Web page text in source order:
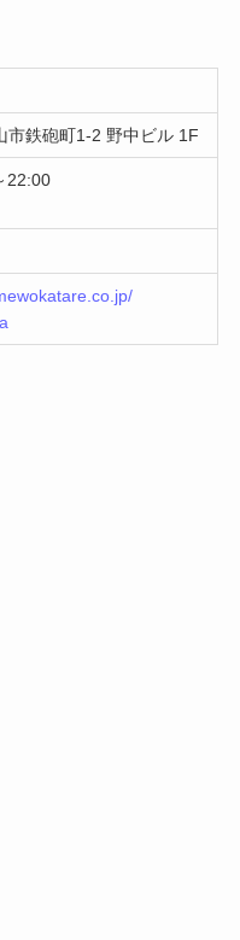
市鉄砲町1-2 野中ビル 1F
22:00